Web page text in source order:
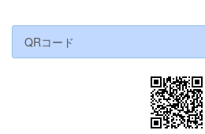
QRコード